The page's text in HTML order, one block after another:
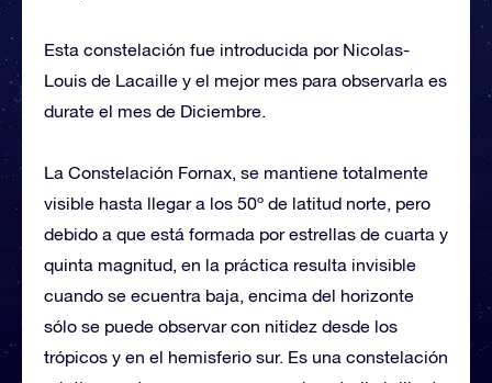
Esta constelación fue introducida por Nicolas-
Louis de Lacaille y el mejor mes para observarla es
durate el mes de Diciembre.
La Constelación Fornax, se mantiene totalmente
visible hasta llegar a los 50º de latitud norte, pero
debido a que está formada por estrellas de cuarta y
quinta magnitud, en la práctica resulta invisible
cuando se ecuentra baja, encima del horizonte
sólo se puede observar con nitidez desde los
trópicos y en el hemisferio sur. Es una constelación